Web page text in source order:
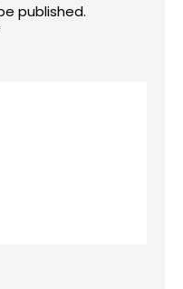
published.